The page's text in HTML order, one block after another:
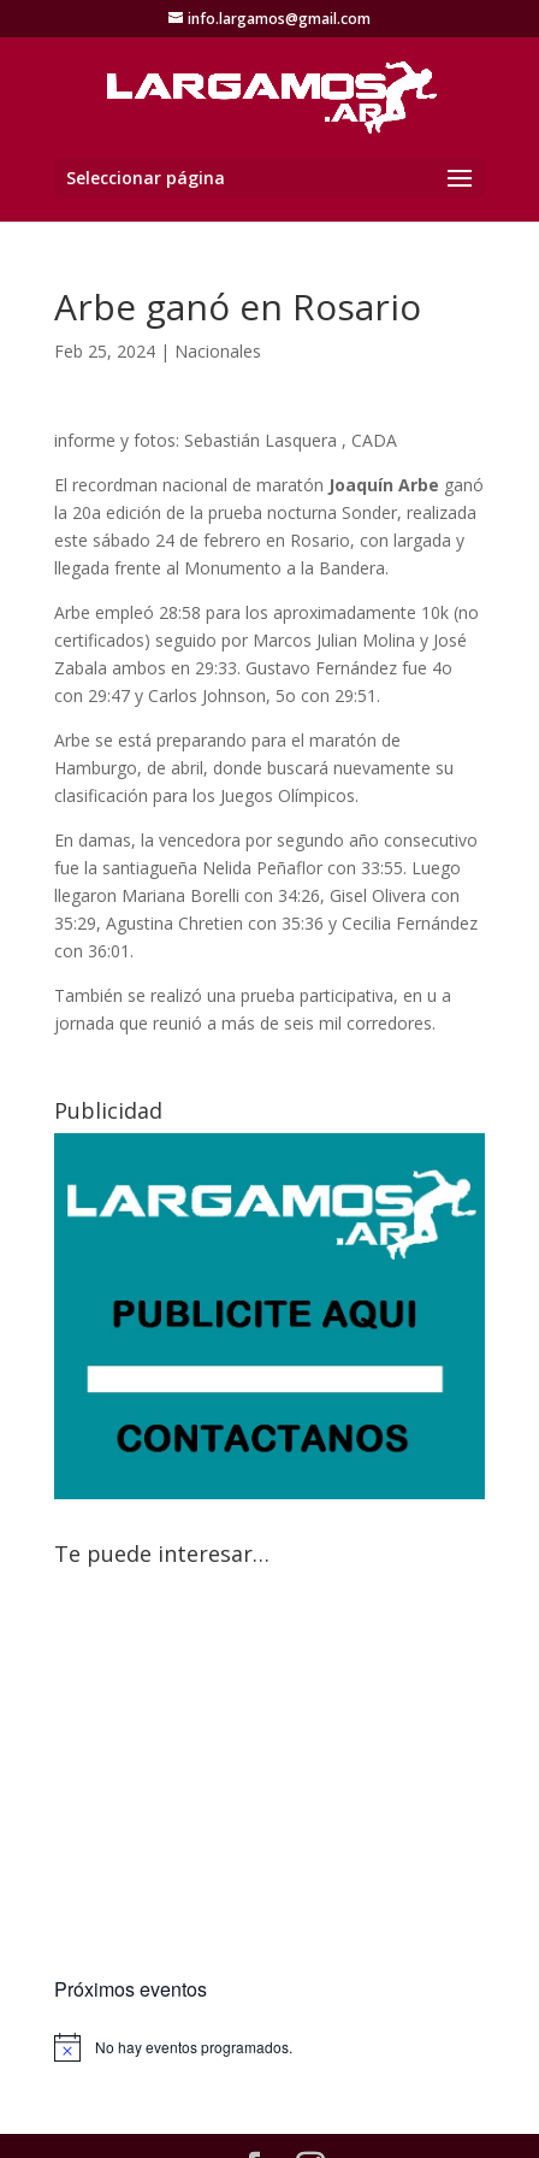
info.largamos@gmail.com
Seleccionar página
Arbe ganó en Rosario
Feb 25, 2024| Nacionales
informe y fotos: Sebastián Lasquera , CADA
El recordman nacional de maratón Joaquín Arbe ganó
la 20a edición de la prueba nocturna Sonder, realizada
este sábado 24 de febrero en Rosario, con largada y
llegada frente al Monumento a la Bandera.
Arbe empleó 28:58 para los aproximadamente 10k (no
certificados) seguido por Marcos Julian Molina y José
Zabala ambos en 29:33. Gustavo Fernández fue 4o
con 29:47 y Carlos Johnson, 5o con 29:51.
Arbe se está preparando para el maratón de
Hamburgo, de abril, donde buscará nuevamente su
clasificación para los Juegos Olímpicos.
En damas, la vencedora por segundo año consecutivo
fue la santiagueña Nelida Peñaflor con 33:55. Luego
llegaron Mariana Borelli con 34:26, Gisel Olivera con
35:29, Agustina Chretien con 35:36 y Cecilia Fernández
con 36:01.
También se realizó una prueba participativa, en u a
jornada que reunió a más de seis mil corredores.
Publicidad
Te puede interesar…
Próximos eventos
No hay eventos programados.